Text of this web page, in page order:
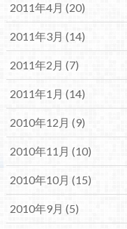
2011年4月 (20)
2011年3月 (14)
2011年2月 (7)
2011年1月 (14)
2010年12月 (9)
2010年11月 (10)
2010年10月 (15)
2010年9月 (5)